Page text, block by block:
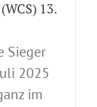
13.
Sieger
2025
im